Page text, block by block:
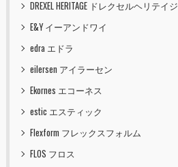
DREXEL HERITAGE ドレクセルヘリテイジ
E&Y イーアンドワイ
edra エドラ
eilersen アイラーセン
Ekornes エコーネス
estic エスティック
Flexform フレックスフォルム
FLOS フロス